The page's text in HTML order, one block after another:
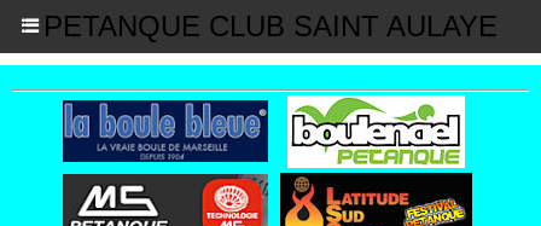
PETANQUE CLUB SAINT AULAYE